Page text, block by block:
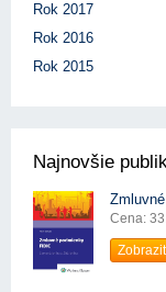
Rok 2017
Rok 2016
Rok 2015
Najnovšie
Cena: